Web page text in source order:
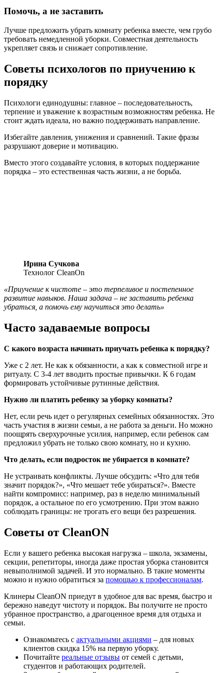
Помочь, а не заставить
Лучше предложить убрать комнату ребенка вместе, чем грубо
требовать немедленной уборки. Совместная деятельность
укрепляет связь и снижает сопротивление.
Советы психологов по приучению к
порядку
Психологи единодушны: главное – последовательность,
терпение и уважение к возрастным возможностям ребенка. Не
стоит ждать идеала, но важно поддерживать направление.
Избегайте давления, унижения и сравнений. Такие фразы
разрушают доверие и мотивацию.
Вместо этого создавайте условия, в которых поддержание
порядка – это естественная часть жизни, а не борьба.
Ирина Сучкова
Технолог CleanOn
«Приучение к чистоте – это терпеливое и постепенное
развитие навыков. Наша задача – не заставить ребенка
убраться, а помочь ему научиться это делать»
Часто задаваемые вопросы
С какого возраста начинать приучать ребенка к порядку?
Уже с 2 лет. Не как к обязанности, а как к совместной игре и
ритуалу. С 3-4 лет вводить простые привычки. К 6 годам
формировать устойчивые рутинные действия.
Нужно ли платить ребенку за уборку комнаты?
Нет, если речь идет о регулярных семейных обязанностях. Это
часть участия в жизни семьи, а не работа за деньги. Но можно
поощрять сверхурочные усилия, например, если ребенок сам
предложил убрать не только свою комнату, но и кухню.
Что делать, если подросток не убирается в комнате?
Не устраивать конфликты. Лучше обсудить: «Что для тебя
значит порядок?», «Что мешает тебе убираться?». Вместе
найти компромисс: например, раз в неделю минимальный
порядок, а остальное по его усмотрению. При этом важно
соблюдать границы: не трогать его вещи без разрешения.
Советы от CleanON
Если у вашего ребенка высокая нагрузка – школа, экзамены,
секции, репетиторы, иногда даже простая уборка становится
невыполнимой задачей. И это нормально. В такие моменты
можно и нужно обратиться за помощью к профессионалам.
Клинеры CleanON приедут в удобное для вас время, быстро и
бережно наведут чистоту и порядок. Вы получите не просто
убранное пространство, а драгоценное время для отдыха и
семьи.
Ознакомьтесь с актуальными акциями – для новых
клиентов скидка 15% на первую уборку.
Почитайте реальные отзывы от семей с детьми,
студентов и работающих родителей.